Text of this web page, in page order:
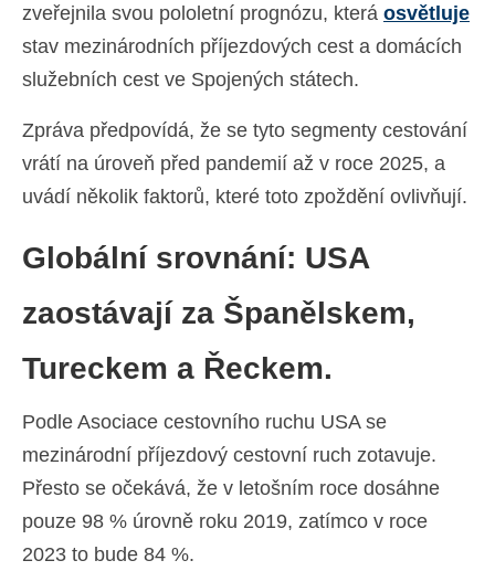
Português (Portugalština ( Portugalsko))
Slovenčina(Slovenština)
Slovenščina( Slovinština)
Español Španělský
zveřejnila svou pololetní prognózu, která osvětluje
stav mezinárodních příjezdových cest a domácích
služebních cest ve Spojených státech.
Zpráva předpovídá, že se tyto segmenty cestování
vrátí na úroveň před pandemií až v roce 2025, a
uvádí několik faktorů, které toto zpoždění ovlivňují.
Globální srovnání: USA
zaostávají za Španělskem,
Tureckem a Řeckem.
Podle Asociace cestovního ruchu USA se
mezinárodní příjezdový cestovní ruch zotavuje.
Přesto se očekává, že v letošním roce dosáhne
pouze 98 % úrovně roku 2019, zatímco v roce
2023 to bude 84 %.